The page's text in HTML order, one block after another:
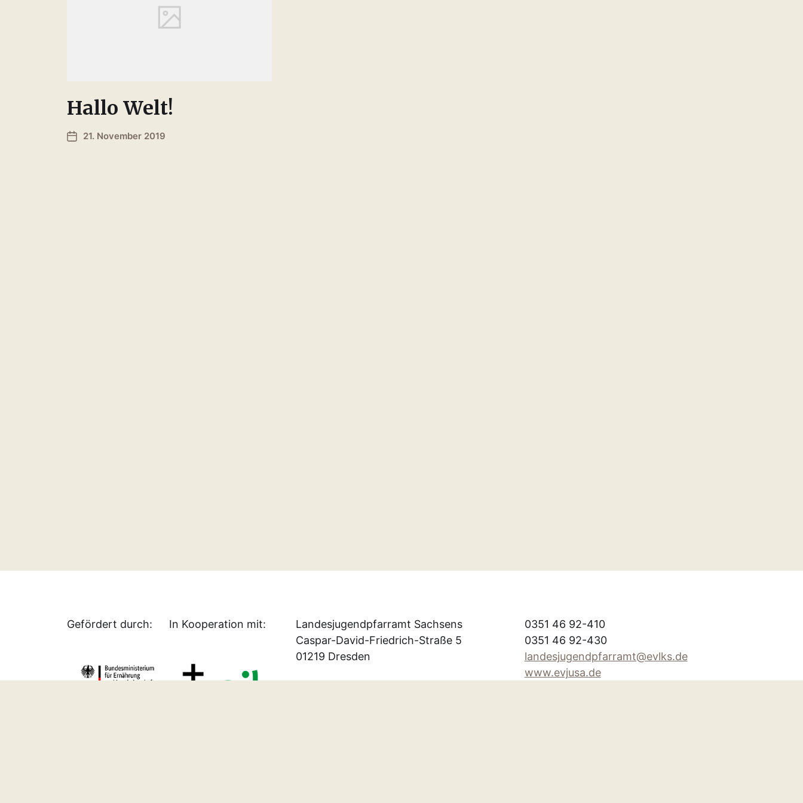
Hallo Welt!
21. November 2019
Gefördert durch: In Kooperation mit:
Landesjugendpfarramt Sachsens
Caspar-David-Friedrich-Straße 5
01219 Dresden
0351 46 92-410
0351 46 92-430
landesjugendpfarramt@evlks.de
www.evjusa.de